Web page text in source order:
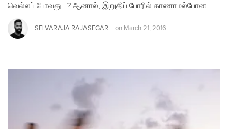
வெல்லப் போவது…? ஆனால், இறுதிப் போரில் காணாமல்போன…
SELVARAJA RAJASEGAR on March 21, 2016